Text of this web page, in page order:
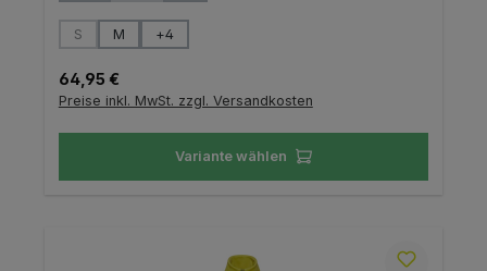
Größe auswählen
S
(Diese Option ist zurzeit nicht verfügbar.)
M +4
Regulärer Preis:
64,95 €
Preise inkl. MwSt. zzgl. Versandkosten
Variante wählen